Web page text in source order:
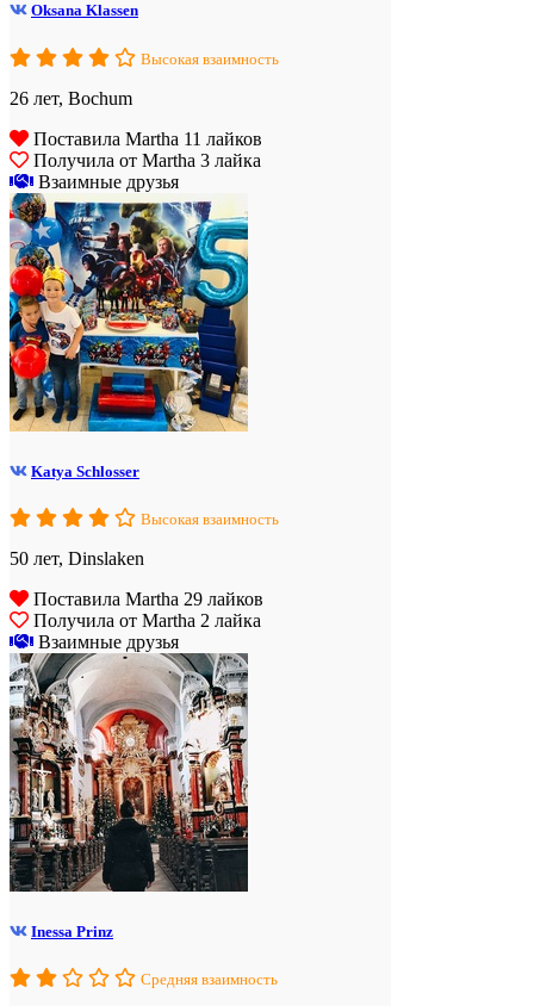
Oksana Klassen
Высокая взаимность
26 лет, Bochum
Поставила Martha 11 лайков
Получила от Martha 3 лайка
Взаимные друзья
Katya Schlosser
Высокая взаимность
50 лет, Dinslaken
Поставила Martha 29 лайков
Получила от Martha 2 лайка
Взаимные друзья
Inessa Prinz
Средняя взаимность